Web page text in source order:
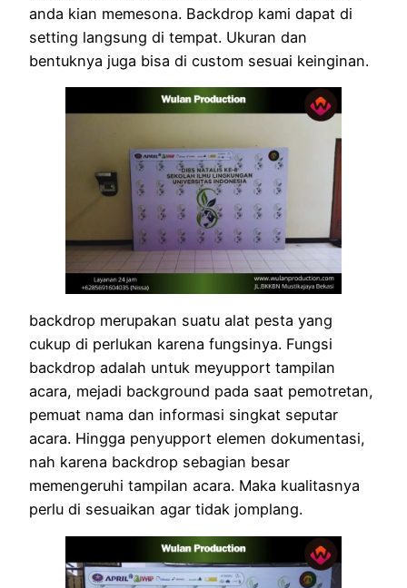
anda kian memesona. Backdrop kami dapat di
setting langsung di tempat. Ukuran dan
bentuknya juga bisa di custom sesuai keinginan.
backdrop merupakan suatu alat pesta yang
cukup di perlukan karena fungsinya. Fungsi
backdrop adalah untuk meyupport tampilan
acara, mejadi background pada saat pemotretan,
pemuat nama dan informasi singkat seputar
acara. Hingga penyupport elemen dokumentasi,
nah karena backdrop sebagian besar
memengeruhi tampilan acara. Maka kualitasnya
perlu di sesuaikan agar tidak jomplang.